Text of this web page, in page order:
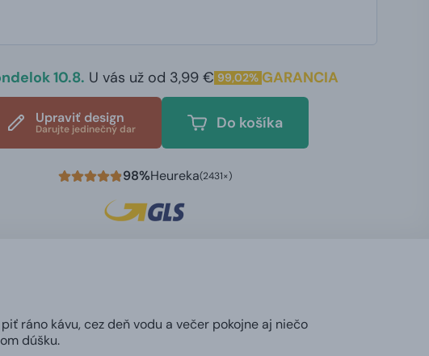
10.8. U vás už od 3,99 € 99,02% GARANCIA
Upraviť design
Darujte jedinečný dar Do košíka
98%Heureka(2431×)
ráno kávu, cez deň vodu a večer pokojne aj niečo
dúšku.